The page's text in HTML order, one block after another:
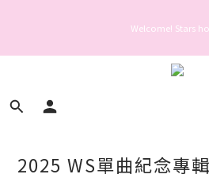
Welcome! Stars
親愛的會員您好： 為保障您的帳號安全與提升服
2025 WS單曲紀念專